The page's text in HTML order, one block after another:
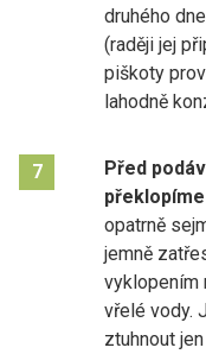
druhého
(raději jej
piškoty
lahodně
7 Před
opatrně
jemně
vyklopením
vřelé vody.
ztuhnout